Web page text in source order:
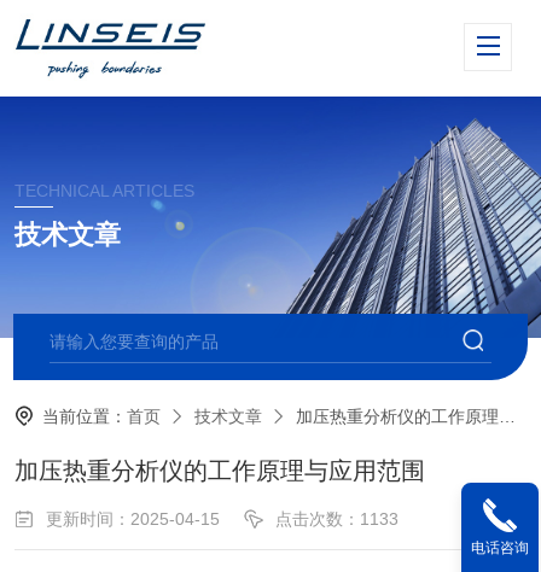
TECHNICAL ARTICLES
技术文章
当前位置：首页 技术文章 加压热重分析仪的工作原理与应用范围
加压热重分析仪的工作原理与应用范围
更新时间：2025-04-15 点击次数：1133
电话咨询